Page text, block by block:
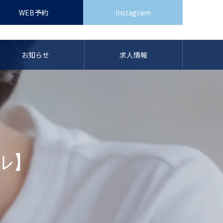
WEB予約 Instagram
お知らせ 求人情報
】